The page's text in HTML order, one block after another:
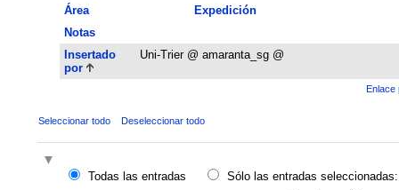
Área
Expedición
Notas
Insertado
por
Uni-Trier @ amaranta_sg @
Enlace
Seleccionar todo Deseleccionar todo
Todas las entradas
Sólo las entradas seleccionadas: